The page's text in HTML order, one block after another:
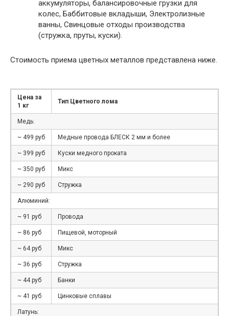
аккумуляторы, балансировочные грузки для
колес, Баббитовые вкладыши, Электролизные
ванны, Свинцовые отходы производства
(стружка, пруты, куски).
Стоимость приема цветных металлов представлена ниже.
Цена за
1 кг
Тип Цветного лома
Медь:
~ 499 руб Медные провода БЛЕСК 2 мм и более
~ 399 руб Куски медного проката
~ 350 руб Микс
~ 290 руб Стружка
Алюминий:
~ 91 руб Провода
~ 86 руб Пищевой, моторный
~ 64 руб Микс
~ 36 руб Стружка
~ 44 руб Банки
~ 41 руб Цинковые сплавы
Латунь: